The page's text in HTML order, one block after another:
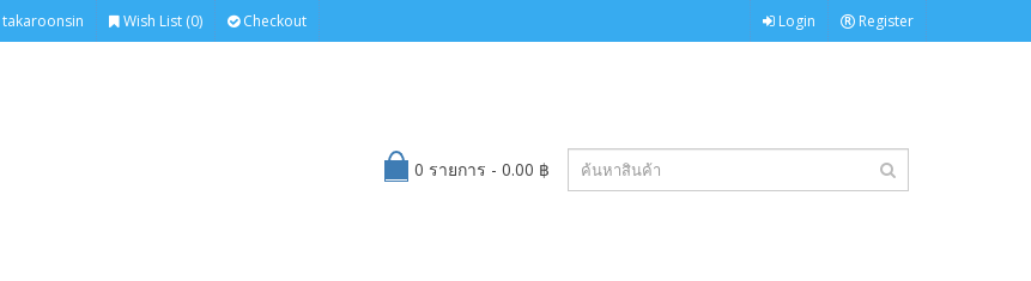
takaroonsin Wish List (0) Checkout Login Register
0 รายการ - 0.00 ฿